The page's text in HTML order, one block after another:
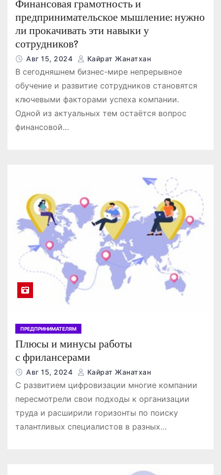
Финансовая грамотность и
предпринимательское мышление: нужно
ли прокачивать эти навыки у
сотрудников?
Авг 15, 2024 Кайрат Жанатхан
В сегодняшнем бизнес-мире непрерывное
обучение и развитие сотрудников становятся
ключевыми факторами успеха компании.
Одной из актуальных тем остаётся вопрос
финансовой…
ПРЕДПРИНИМАТЕЛЯМ
Плюсы и минусы работы
с фрилансерами
Авг 15, 2024 Кайрат Жанатхан
С развитием цифровизации многие компании
пересмотрели свои подходы к организации
труда и расширили горизонты по поиску
талантливых специалистов в разных…